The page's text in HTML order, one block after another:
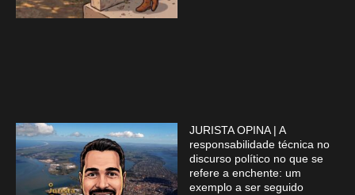
JURISTA OPINA | A
responsabilidade técnica no
discurso político no que se
refere a enchente: um
exemplo a ser seguido